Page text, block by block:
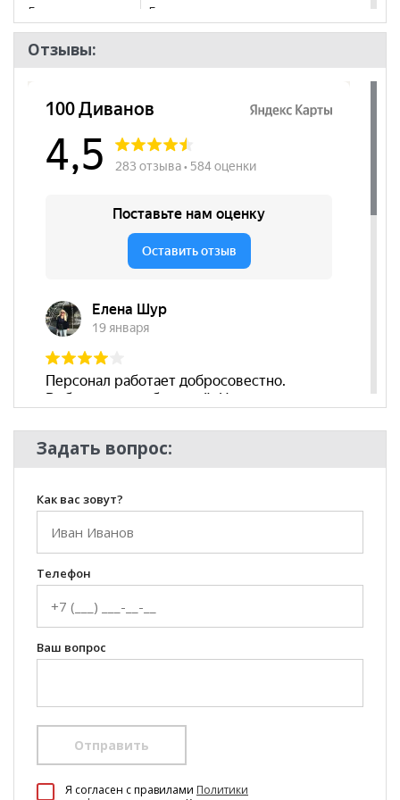
трендовый дизайн
сочетание открытых и закрытых ниш
ручки с покрытием soft-touch
функциональность модулей
*Дополнительную информацию о том, как купить
Лойс 80 Кроватьуточняйте у нашего менеджера по
**Цены на официальном сайте100диванов.com
действительны только для интернет-магазина
могут отличаться от цен в розничных магазинах-
Бренд
Глазов
Стиль
Комната
Детская
Пол
Отзывы:
Задать вопрос:
Как вас зовут?
Телефон
Ваш вопрос
Отправить
Я согласен c правилами Политики